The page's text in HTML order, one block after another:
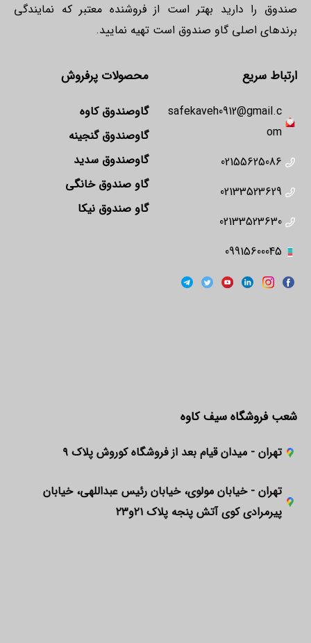
صندوق را دارید بهتر است از فروشنده معتبر که نمایندگی
برندهای اصلی گاو صندوق است تهیه نمایید.
ارتباط سریع
safekaveh0912@gmail.c
om
02155625086
02133523629
02133523630
09915600045
محصولات پرفروش
گاوصندوق کاوه
گاوصندوق گنجینه
گاوصندوق سدید
گاو صندوق خانگی
گاو صندوق نیکا
شعب فروشگاه سیف کاوه
تهران - میدان قیام بعد از فروشگاه کوروش پلاک ۹
تهران - خیابان مولوی، خیابان رئیس عبداللهی، خیابان
پیرمرادی کوی آتش پنجه پلاک ۲۱و۲۳